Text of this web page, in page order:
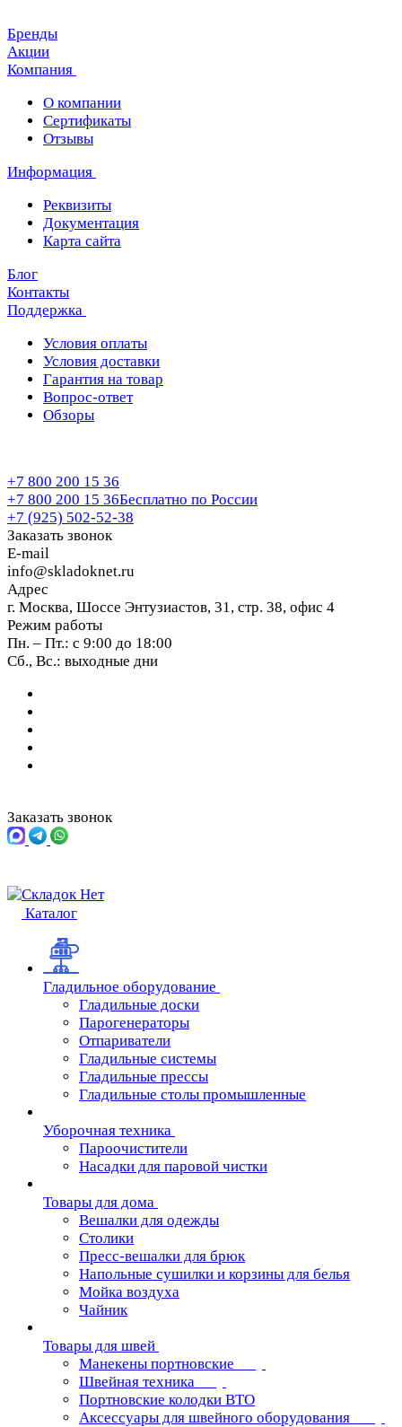
Бренды
Акции
Компания
О компании
Сертификаты
Отзывы
Информация
Реквизиты
Документация
Карта сайта
Блог
Контакты
Поддержка
Условия оплаты
Условия доставки
Гарантия на товар
Вопрос-ответ
Обзоры
+7 800 200 15 36
+7 800 200 15 36Бесплатно по России
+7 (925) 502-52-38
Заказать звонок
E-mail
info@skladoknet.ru
Адрес
г. Москва, Шоссе Энтузиастов, 31, стр. 38, офис 4
Режим работы
Пн. – Пт.: с 9:00 до 18:00
Сб., Вс.: выходные дни
Заказать звонок
Каталог
Гладильное оборудование
Гладильные доски
Парогенераторы
Отпариватели
Гладильные системы
Гладильные прессы
Гладильные столы промышленные
Уборочная техника
Пароочистители
Насадки для паровой чистки
Товары для дома
Вешалки для одежды
Столики
Пресс-вешалки для брюк
Напольные сушилки и корзины для белья
Мойка воздуха
Чайник
Товары для швей
Манекены портновские
Швейная техника
Портновские колодки ВТО
Аксессуары для швейного оборудования